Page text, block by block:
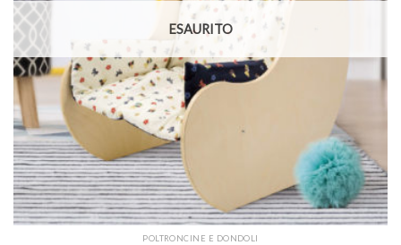
ESAURITO
POLTRONCINE E DONDOLI